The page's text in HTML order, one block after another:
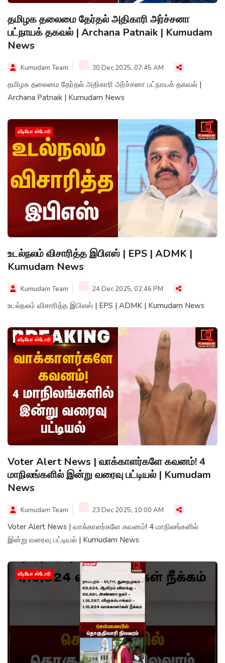
தமிழக தலைமை தேர்தல் அதிகாரி அர்ச்சனா
பட்நாயக் தகவல் | Archana Patnaik | Kumudam
News
Kumudam Team 30 Dec 2025, 07:45 AM
தமிழக தலைமை தேர்தல் அதிகாரி அர்ச்சனா பட்நாயக் தகவல் |
Archana Patnaik | Kumudam News
வீடியோ ஸ்டோரி
உடல்நலம் விசாரித்த இபிஎஸ் | EPS | ADMK |
Kumudam News
Kumudam Team 24 Dec 2025, 02:46 PM
உடல்நலம் விசாரித்த இபிஎஸ் | EPS | ADMK | Kumudam News
வீடியோ ஸ்டோரி
Voter Alert News | வாக்காளர்களே கவனம்! 4
மாநிலங்களில் இன்று வரைவு பட்டியல் | Kumudam
News
Kumudam Team 23 Dec 2025, 10:00 AM
Voter Alert News | வாக்காளர்களே கவனம்! 4 மாநிலங்களில்
இன்று வரைவு பட்டியல் | Kumudam News
வீடியோ ஸ்டோரி